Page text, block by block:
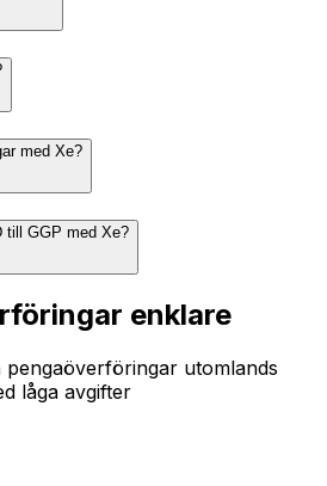
med Xe?
till GGP med Xe?
enklare
pengaöverföringar utomlands
låga avgifter